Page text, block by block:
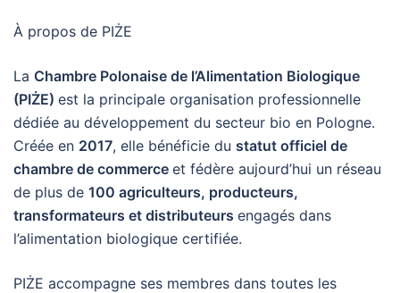
À propos de PIŻE
La Chambre Polonaise de l’Alimentation Biologique
(PIŻE) est la principale organisation professionnelle
dédiée au développement du secteur bio en Pologne.
Créée en 2017, elle bénéficie du statut officiel de
chambre de commerce et fédère aujourd’hui un réseau
de plus de 100 agriculteurs, producteurs,
transformateurs et distributeurs engagés dans
l’alimentation biologique certifiée.
PIŻE accompagne ses membres dans toutes les